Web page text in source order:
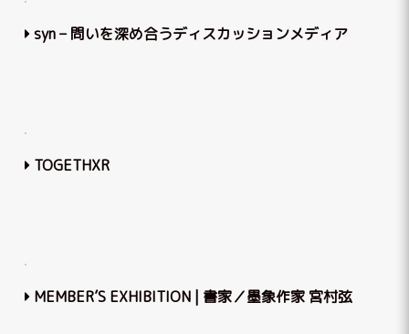
syn – 問いを深め合うディスカッションメディア
TOGETHXR
MEMBER’S EXHIBITION | 書家／墨象作家 宮村弦